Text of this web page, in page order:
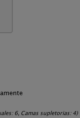
6, Camas supletorias: 4)